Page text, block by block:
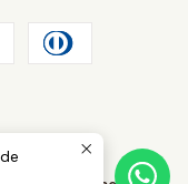
Funko.